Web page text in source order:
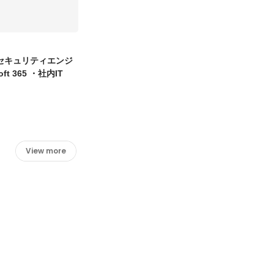
キュリティエンジ
365 ・社内IT
View more